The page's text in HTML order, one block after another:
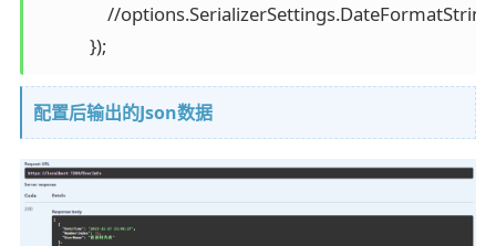
//
            });
配置后输出的Json数据